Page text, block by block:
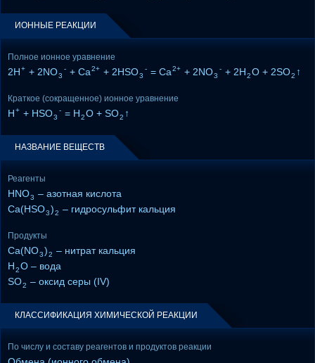
ИОННЫЕ РЕАКЦИИ
Полное ионное уравнение
2H+ + 2NO3
- + Ca2+ + 2HSO3
- = Ca2+ + 2NO3
- + 2H2O + 2SO2 ↑
Краткое (сокращенное) ионное уравнение
H+ + HSO3
- = H2O + SO2 ↑
НАЗВАНИЕ ВЕЩЕСТВ
Реагенты
HNO3 – азотная кислота
Ca(HSO3)2 – гидросульфит кальция
Продукты
Ca(NO3)2 – нитрат кальция
H2O – вода
SO2 – оксид серы (IV)
КЛАССИФИКАЦИЯ ХИМИЧЕСКОЙ РЕАКЦИИ
По числу и составу реагентов и продуктов реакции